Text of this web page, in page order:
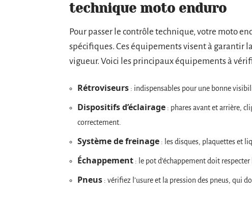
technique moto enduro
Pour passer le contrôle technique, votre moto
spécifiques. Ces équipements visent à garantir
vigueur. Voici les principaux équipements à
Rétroviseurs : indispensables pour une bonne
Dispositifs d’éclairage : phares avant et arrière,
correctement.
Système de freinage : les disques, plaquettes et
Échappement : le pot d’échappement doit
Pneus : vérifiez l’usure et la pression des pneus, qui